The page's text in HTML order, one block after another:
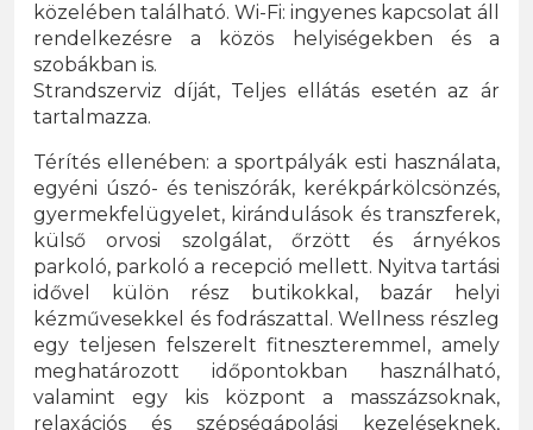
közelében található. Wi-Fi: ingyenes kapcsolat áll
rendelkezésre a közös helyiségekben és a
szobákban is.
Strandszerviz díját, Teljes ellátás esetén az ár
tartalmazza.
Térítés ellenében: a sportpályák esti használata,
egyéni úszó- és teniszórák, kerékpárkölcsönzés,
gyermekfelügyelet, kirándulások és transzferek,
külső orvosi szolgálat, őrzött és árnyékos
parkoló, parkoló a recepció mellett. Nyitva tartási
idővel külön rész butikokkal, bazár helyi
kézművesekkel és fodrászattal. Wellness részleg
egy teljesen felszerelt fitneszteremmel, amely
meghatározott időpontokban használható,
valamint egy kis központ a masszázsoknak,
relaxációs és szépségápolási kezeléseknek,